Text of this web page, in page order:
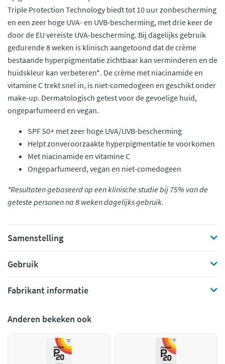
Triple Protection Technology biedt tot 10 uur zonbescherming
en een zeer hoge UVA- en UVB-bescherming, met drie keer de
door de EU vereiste UVA-bescherming. Bij dagelijks gebruik
gedurende 8 weken is klinisch aangetoond dat de crème
bestaande hyperpigmentatie zichtbaar kan verminderen en de
huidskleur kan verbeteren*. De crème met niacinamide en
vitamine C trekt snel in, is niet-comedogeen en geschikt onder
make-up. Dermatologisch getest voor de gevoelige huid,
ongeparfumeerd en vegan.
SPF 50+ met zeer hoge UVA/UVB-bescherming
Helpt zonveroorzaakte hyperpigmentatie te voorkomen
Met niacinamide en vitamine C
Ongeparfumeerd, vegan en niet-comedogeen
*Resultaten gebaseerd op een klinische studie bij 75% van de
geteste personen na 8 weken dagelijks gebruik.
Samenstelling
Gebruik
Fabrikant informatie
Anderen bekeken ook